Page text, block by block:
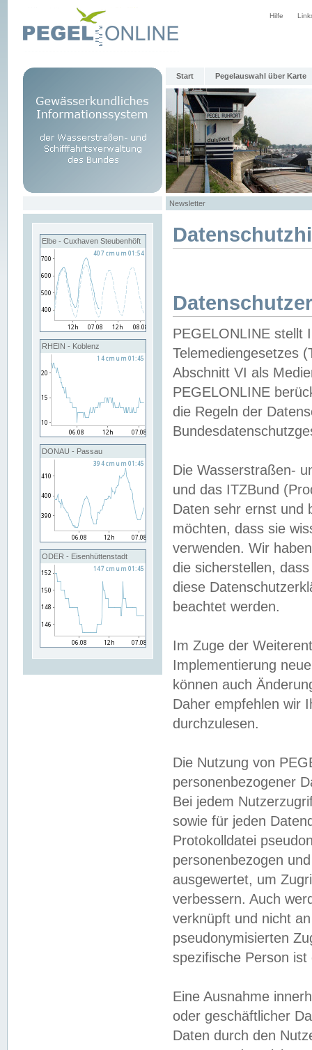
Hilfe
Start Pegelauswahl über Karte
Newsletter
Elbe - Cuxhaven Steubenhöft
RHEIN - Koblenz
DONAU - Passau
ODER - Eisenhüttenstadt
PEGELONLINE stellt
Telemediengesetzes
Abschnitt VI als
PEGELONLINE
die Regeln der
Die Wasserstraßen-
und das ITZBund
Daten sehr ernst und
möchten, dass sie
verwenden. Wir
die sicherstellen,
diese
beachtet werden.
Im Zuge der
Implementierung
können auch
Daher empfehlen wir
durchzulesen.
Die Nutzung von
personenbezogener
Bei jedem
sowie für jeden
Protokolldatei
personenbezogen
ausgewertet, um
verbessern. Auch
verknüpft und nicht
pseudonymisierten
spezifische Person
Eine Ausnahme
oder geschäftlicher
Daten durch den